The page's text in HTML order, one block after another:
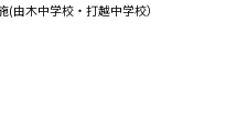
(由木中学校・打越中学校）